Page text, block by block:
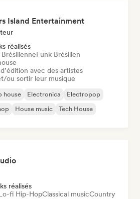
Island Entertainment
réalisés
Funk Brésilien
avec des artistes
ou sortir leur musique
house Electronica
Electropop
House music Tech House
réalisés
fi Hip-HopClassical musicCountry